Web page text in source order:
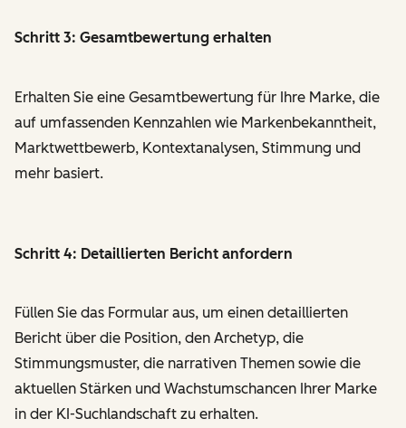
Schritt 3: Gesamtbewertung erhalten
Erhalten Sie eine Gesamtbewertung für Ihre Marke, die
auf umfassenden Kennzahlen wie Markenbekanntheit,
Marktwettbewerb, Kontextanalysen, Stimmung und
mehr basiert.
Schritt 4: Detaillierten Bericht anfordern
Füllen Sie das Formular aus, um einen detaillierten
Bericht über die Position, den Archetyp, die
Stimmungsmuster, die narrativen Themen sowie die
aktuellen Stärken und Wachstumschancen Ihrer Marke
in der KI-Suchlandschaft zu erhalten.